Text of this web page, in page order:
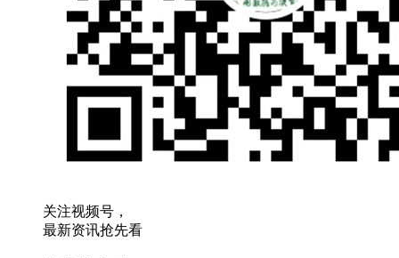
关注视频号，
最新资讯抢先看